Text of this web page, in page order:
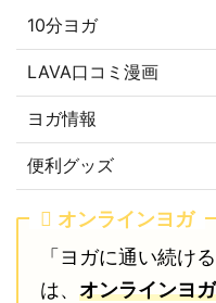
10分ヨガ
LAVA口コミ漫画
ヨガ情報
便利グッズ
オンラインヨガ
「ヨガに通い続け
は、 オンラインヨガ